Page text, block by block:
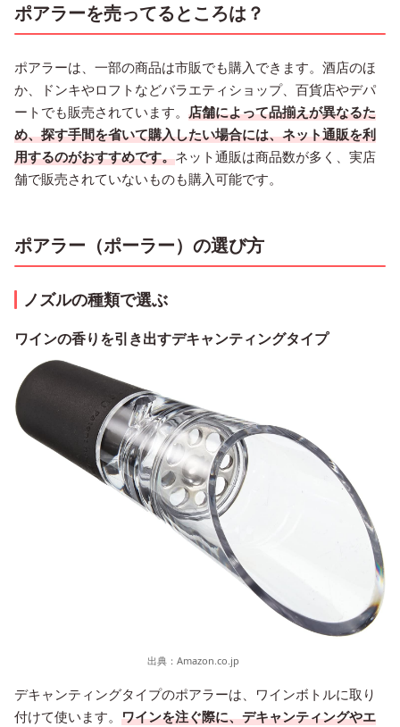
ポアラーを売ってるところは？
ポアラーは、一部の商品は市販でも購入できます。酒店のほ
か、ドンキやロフトなどバラエティショップ、百貨店やデパ
ートでも販売されています。 店舗によって品揃えが異なるた
め、探す手間を省いて購入したい場合には、ネット通販を利
用するのがおすすめです。ネット通販は商品数が多く、実店
舗で販売されていないものも購入可能です。
ポアラー（ポーラー）の選び方
ノズルの種類で選ぶ
ワインの香りを引き出すデキャンティングタイプ
出典： Amazon.co.jp
デキャンティングタイプのポアラーは、ワインボトルに取り
付けて使います。 ワインを注ぐ際に、デキャンティングやエ